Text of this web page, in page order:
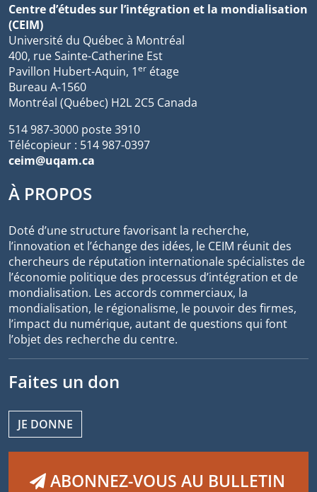
Centre d’études sur l’intégration et la mondialisation
(CEIM)
Université du Québec à Montréal
400, rue Sainte-Catherine Est
Pavillon Hubert-Aquin, 1er étage
Bureau A-1560
Montréal (Québec) H2L 2C5 Canada
514 987-3000 poste 3910
Télécopieur : 514 987-0397
ceim@uqam.ca
À PROPOS
Doté d’une structure favorisant la recherche,
l’innovation et l’échange des idées, le CEIM réunit des
chercheurs de réputation internationale spécialistes de
l’économie politique des processus d’intégration et de
mondialisation. Les accords commerciaux, la
mondialisation, le régionalisme, le pouvoir des firmes,
l’impact du numérique, autant de questions qui font
l’objet des recherche du centre.
Faites un don
JE DONNE
ABONNEZ-VOUS AU BULLETIN